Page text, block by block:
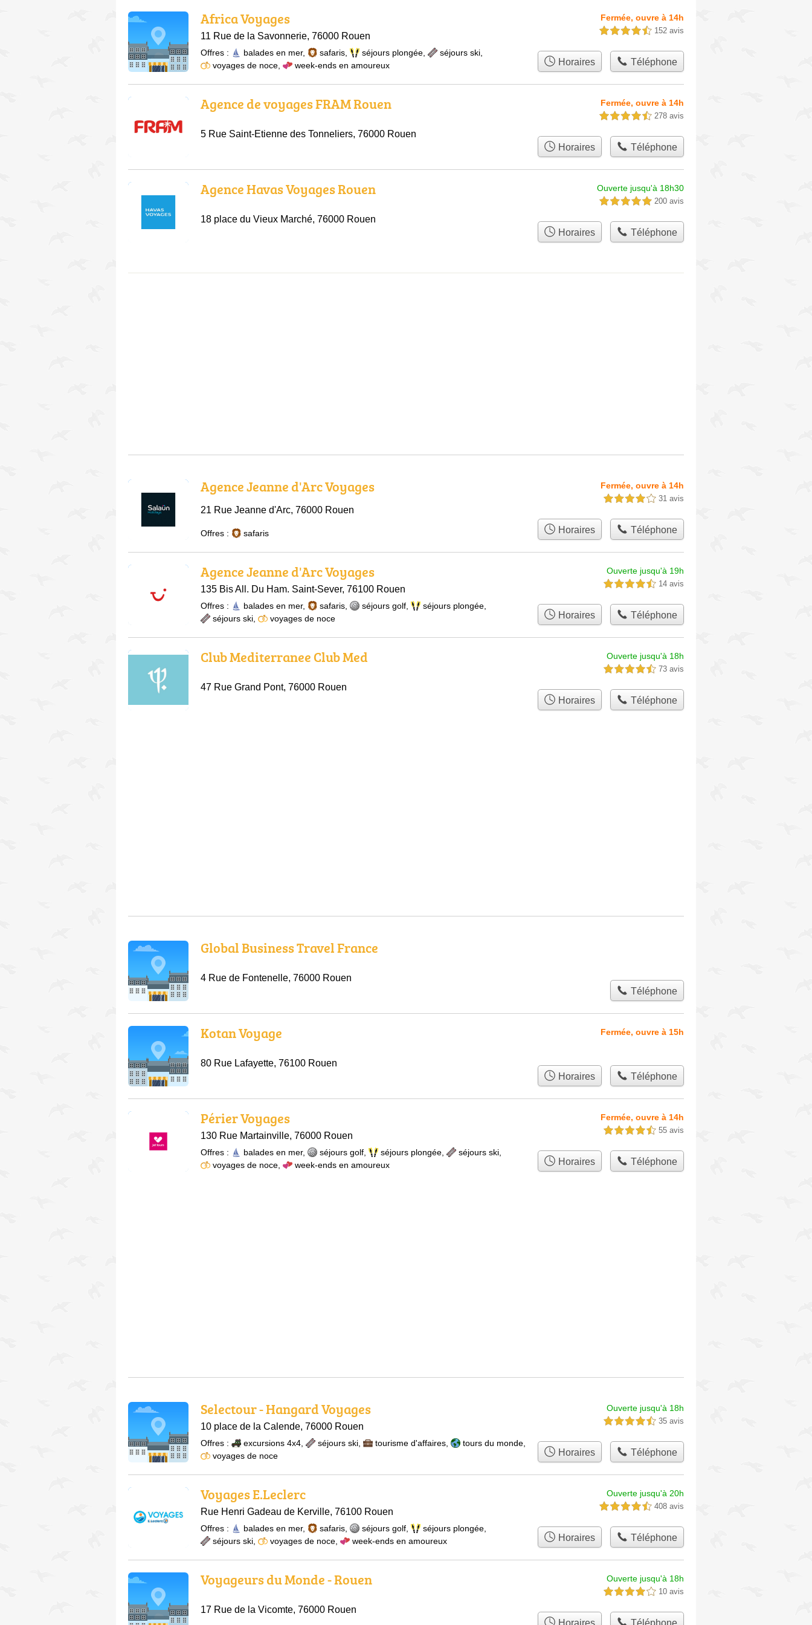
Africa Voyages
11 Rue de la Savonnerie, 76000 Rouen
Fermée, ouvre à 14h
4,5 étoiles sur 5 152 avis
Offres : balades en mer, safaris séjours plongée séjours ski
voyages de noce
week-ends en amoureux Horaires Téléphone
Agence de voyages FRAM Rouen
5 Rue Saint-Etienne des Tonneliers, 76000 Rouen
Fermée, ouvre à 14h
4,5 étoiles sur 5 278 avis
Horaires Téléphone
Agence Havas Voyages Rouen
18 place du Vieux Marché, 76000 Rouen
Ouverte jusqu'à 18h30
5,0 étoiles sur 5 200 avis
Horaires Téléphone
Agence Jeanne d'Arc Voyages
21 Rue Jeanne d'Arc, 76000 Rouen
Fermée, ouvre à 14h
4,0 étoiles sur 5 31 avis
Offres : safaris Horaires Téléphone
Agence Jeanne d'Arc Voyages
135 Bis All. Du Ham. Saint-Sever, 76100 Rouen
Ouverte jusqu'à 19h
4,5 étoiles sur 5 14 avis
Offres : balades en mer, safaris séjours golf séjours plongée
séjours ski
voyages de noce Horaires Téléphone
Club Mediterranee Club Med
47 Rue Grand Pont, 76000 Rouen
Ouverte jusqu'à 18h
4,5 étoiles sur 5 73 avis
Horaires Téléphone
Global Business Travel France
4 Rue de Fontenelle, 76000 Rouen
Téléphone
Kotan Voyage
80 Rue Lafayette, 76100 Rouen
Fermée, ouvre à 15h
Horaires Téléphone
Périer Voyages
130 Rue Martainville, 76000 Rouen
Fermée, ouvre à 14h
4,5 étoiles sur 5 55 avis
Offres : balades en mer, séjours golf séjours plongée séjours ski
voyages de noce
week-ends en amoureux Horaires Téléphone
Selectour - Hangard Voyages
10 place de la Calende, 76000 Rouen
Ouverte jusqu'à 18h
4,5 étoiles sur 5 35 avis
Offres : excursions 4x4 séjours ski tourisme d'affaires tours du monde
voyages de noce
Horaires Téléphone
Voyages E.Leclerc
Rue Henri Gadeau de Kerville, 76100 Rouen
Ouverte jusqu'à 20h
4,5 étoiles sur 5 408 avis
Offres : balades en mer, safaris séjours golf séjours plongée
séjours ski
voyages de noce week-ends en amoureux Horaires Téléphone
Voyageurs du Monde - Rouen
17 Rue de la Vicomte, 76000 Rouen
Ouverte jusqu'à 18h
4,0 étoiles sur 5 10 avis